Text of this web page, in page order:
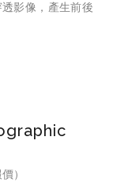
影像，產生前後
）